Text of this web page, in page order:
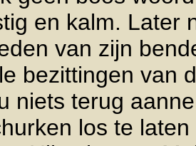
en kalm. Later
van zijn
bezittingen van
niets terug
los te